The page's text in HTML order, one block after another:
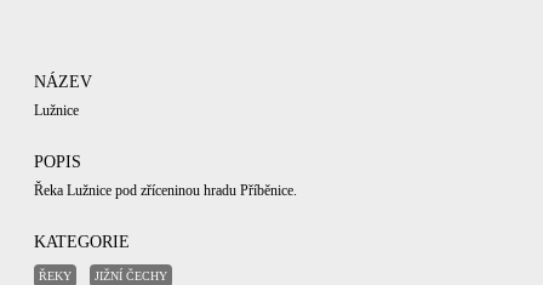
NÁZEV
Lužnice
POPIS
Řeka Lužnice pod zříceninou hradu Příběnice.
KATEGORIE
ŘEKY JIŽNÍ ČECHY